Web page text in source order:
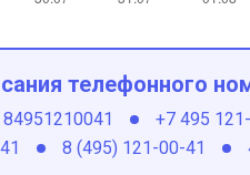
телефонного
84951210041 +7 495
8 (495) 121-00-41